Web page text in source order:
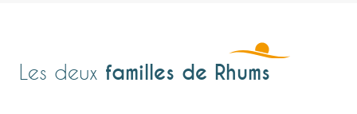
Les deux familles de Rhums